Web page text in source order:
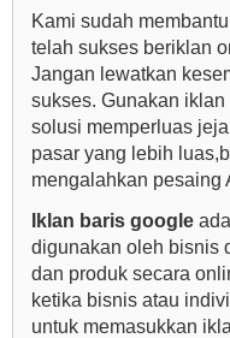
Kami sudah
telah sukses beriklan
Jangan lewatkan
sukses. Gunakan
solusi memperluas
pasar yang lebih
mengalahkan pesaing
Iklan baris google
digunakan oleh bisnis
dan produk secara
ketika bisnis atau
untuk memasukkan